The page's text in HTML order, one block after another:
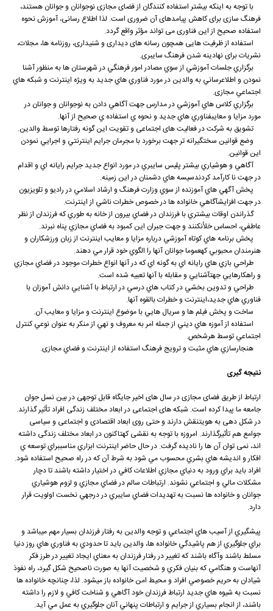
با توجه به اینکه بیشتر استفاده کنندگان از فضای مجازی نوجوانان و جوانان هستند،
فرهنگ سازی برای کاهش پیامدهای آن ضروری است. لذا اطلاع رسانی، آموزش نحوه
استفاده صحیح از این فناوری می تواند مؤثر واقع گردد.
استفاده از ظرفیت هایی همچون رسانه های دیداری و شنیداری، روزنامه ها، مجلات،
نشریات برای نهادینه شدن فرهنگ سایبری.
برگزاري جلسات آموزشي از سوي مصادر امور فرهنگي در شهرستان ها به منظور آشنا
نمودن و اطلاعرساني به والدين در مورد فناوري هاي جديد به ويژه اينترنت و شبكه هاي
اجتماعي مجازی.
برگزاري كلاس هاي آموزشي در مدارس جهت آگاهي دادن به نوجوانان و جوانان در
مورد مزايا و معايبفناوري هاي جديد و نحوه ي استفاده ي صحيح از آنها.
تشویق به شرکت در فعالیت های اجتماعی و تقویت این گونه رفتارها توسط والدین.
وضع قوانين سختگيرانه تر جهت برخورد با مجرمان جرايم اينترنتي و اجرايي نمودن
اين قوانين.
آگاهي و هوشياري بيشتر پليس سايبري در مورد انواع جديد جرايم رايانه اي و اقدام
در جهت نا كارآمد كردندسيسه هاي دشمنان در اين زمينه.
پخش آگهي هاي آموزنده از سوي وزارت فرهنگ و ارشاد اسلامي در راديو و تلويزيون
در جهت افزايشآگاهي خانواده ها در خصوص خطرات ناشي از اينترنت.
گذراندن اوقات بيشتري با فرزندان در فضاي بيرون از خانه به طوري كه فرزندان از نظر
عاطفي، احساس خلأنكنند و جهت جبران اين كمبود به فضاي مجازي پناه نبرند.
پخش برنامه هاي كوتاه آموزشي درباره مزايا و معايب اينترنت از زبان ورزشكاران و
هنرمندان محبوبي كهعموما جوانان آنها را الگوي خود قرار مي دهند.
طراحي بازي هاي رايانه اي به گونه اي كه در آنها انواع خطرات موجود در فضاي مجازي
و راهكارهايي جهتآشنايي و مقابله با آنها تعبيه شده است.
طراحي و تدوين بخشي در كتاب هاي درسي در ارتباط با آشنايي دانش آموزان با
فناوري هاي جديد،اينترنت و خطرات بالقوه آنها.
ساخت و پخش فيلم ها و سريال هايي با موضوع اينترنت و مزايا و معايب آن.
استفاده از آموزه هاي ديني از جمله امر به معروف و نهي از منكر به عنوان نوعي كنترل
اجتماعي توسط هرشخص.
هنجارسازي هاي مثبت و ترويج فرهنگ استفاده از اينترنت و فضاي مجازی.
نتیجه گیری
ارتباط از طریق فضای مجازی در سال های اخیر جایگاه قابل توجهی در بین نسل جوان
جامعه ما پیدا کرده است. شبکه های اجتماعی در ابعاد مختلف زندگی افراد تأثیر گذارند.
در شکل دهی به هویتنقش دارند و حتی روی ابعاد اقتصادی و اجتماعی و سیاسی
جوامع هم تأثیرگذارند. امروزه با توجه به نقشی کهتاکنون در ابعاد مختلف زندگی داشته
اند، نمی توان آن ها را نادیده گرفت. در حال حاضر اينترنت ابزاري مناسببراي توسعه ي
افكار و انديشه هاي بشري محسوب مي شود به شرط آن كه در راه صحيح استفاده شود.
افراد بايد براي ورود به دنياي مجازي اطلاعات كافي در اختيار داشته باشند تا دچار
مشكلات مالي و اجتماعي نشوند. ارتباطات سالم در فضاي مجازي و لزوم هوشياري
جوانان و خانواده ها نسبت به تهديدات فضاي سايبري در درجهي نخست اولويت قرار
دارد.
پيشگيري از آسيب هاي اجتماعي و توجه والدين به رفتار فرزندان بسيار مهم ميباشد و
براي جلوگيري از هم پاشيدگي خانواده ها، والدين بايد تا حدودي به فناوري هاي روز دنيا
مسلط باشند وآگاه باشند كه تغيير در رفتار فرزندان به معناي ايجاد تغيير در طرز فكر
آنهاست و هنگامي كه بنيان فكري و شخصيت آنها به صورت ناصحيح شكل گيرد، راه نفوذ
شيادان به حريم خصوصي افراد و محيط امن خانواده باز ميشود. لذا، چنانچه خانواده ها
نسبت به شيوه هاي جديد ارتباط فرزندان خود آگاهي و شناخت كافي و لازم را داشته
باشند، از انجام بسياري از جرايم و ارتباطات پنهاني آنان جلوگيري به عمل مي آيد.